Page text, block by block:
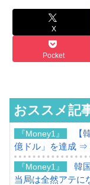
X
Pocket
おススメ記
『Money1』
【
億ドル」を達成 ⇒
『Money1』
韓
当局は全然アテに